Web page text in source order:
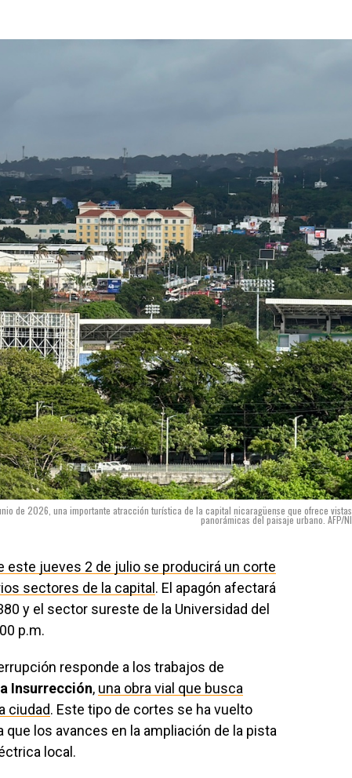
de 2026, una importante atracción turística de la capital nicaragüense que ofrece vistas
panorámicas del paisaje urbano. AFP/NI
este jueves 2 de julio se producirá un corte
sectores de la capital. El apagón afectará
y el sector sureste de la Universidad del
p.m.
responde a los trabajos de
Insurrección, una obra vial que busca
ciudad. Este tipo de cortes se ha vuelto
los avances en la ampliación de la pista
local.